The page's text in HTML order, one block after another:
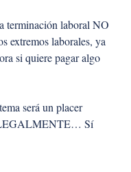
terminación laboral NO
extremos laborales, ya
si quiere pagar algo
será un placer
LEGALMENTE… Sí